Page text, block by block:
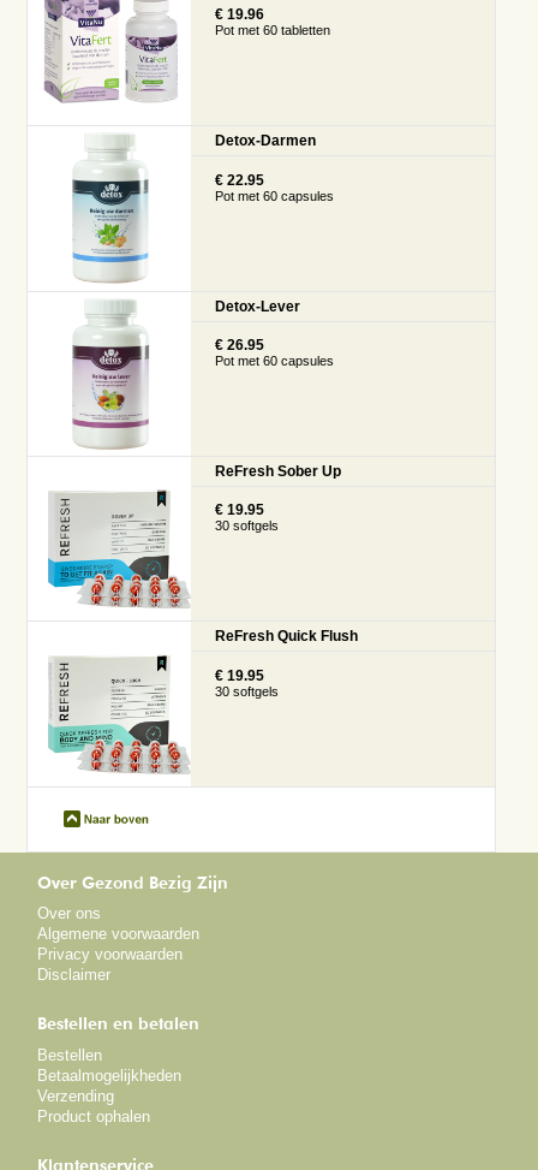
€ 19.96
Pot met 60 tabletten
Detox-Darmen
€ 22.95
Pot met 60 capsules
Detox-Lever
€ 26.95
Pot met 60 capsules
ReFresh Sober Up
€ 19.95
30 softgels
ReFresh Quick Flush
€ 19.95
30 softgels
Over Gezond Bezig Zijn
Over ons
Algemene voorwaarden
Privacy voorwaarden
Disclaimer
Bestellen en betalen
Bestellen
Betaalmogelijkheden
Verzending
Product ophalen
Klantenservice